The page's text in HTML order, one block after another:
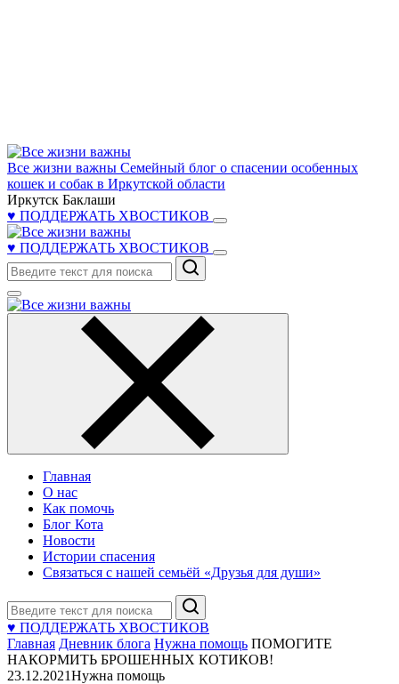
Все жизни важны Семейный блог о спасении особенных
кошек и собак в Иркутской области
Иркутск Баклаши
♥ ПОДДЕРЖАТЬ ХВОСТИКОВ
♥ ПОДДЕРЖАТЬ ХВОСТИКОВ
Поиск
Главная
О нас
Как помочь
Блог Кота
Новости
Истории спасения
Связаться с нашей семьёй «Друзья для души»
Поиск
♥ ПОДДЕРЖАТЬ ХВОСТИКОВ
Главная Дневник блога Нужна помощь ПОМОГИТЕ
НАКОРМИТЬ БРОШЕННЫХ КОТИКОВ!
23.12.2021Нужна помощь